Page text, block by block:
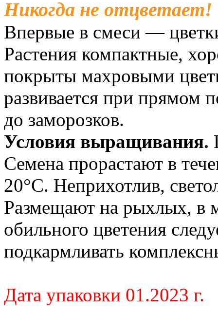
Никогда не
Впервые в смеси —
Растения компактные,
покрыты махровыми
развивается при прямом
до заморозков.
Условия выращивания.
Семена прорастают в
20°С. Неприхотлив,
Размещают на рыхлых, в
обильного цветения
подкармливать
Дата упаковки 01.2023 г.